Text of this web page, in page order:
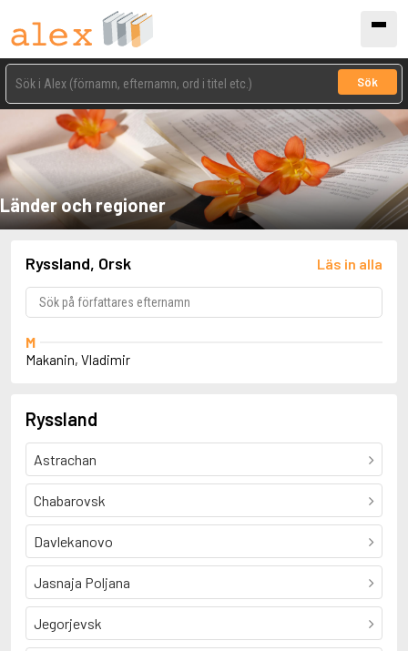
Sök
Länder och regioner
Ryssland, Orsk Läs in alla
M
Makanin, Vladimir
Ryssland
Astrachan
Chabarovsk
Davlekanovo
Jasnaja Poljana
Jegorjevsk